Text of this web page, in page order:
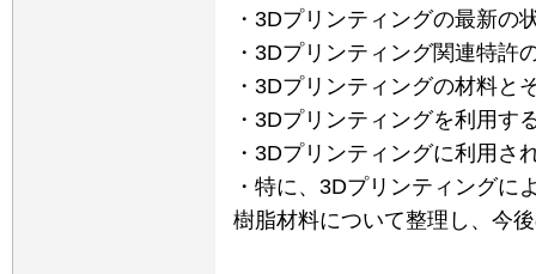
・3Dプリンティングの最新の
・3Dプリンティング関連特許
・3Dプリンティングの材料と
・3Dプリンティングを利用す
・3Dプリンティングに利用さ
・特に、3Dプリンティングに
樹脂材料について整理し、今